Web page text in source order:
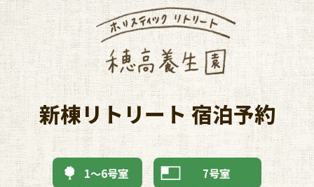
新棟リトリート 宿泊予約
1〜6号室 7号室